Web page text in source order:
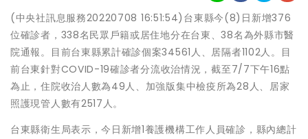
(中央社訊息服務20220708 16:51:54)台東縣今(8)日新增376
位確診者，338名民眾戶籍或居住地分在台東、38名為外縣市醫
院通報。目前台東縣累計確診個案34561人、居隔者1102人。目
前台東針對COVID-19確診者分流收治情況，截至7/7下午16點
為止，住院收治人數為49人、加強版集中檢疫所為28人、居家
照護現管人數有2517人。
台東縣衛生局表示，今日新增1養護機構工作人員確診，縣內總計